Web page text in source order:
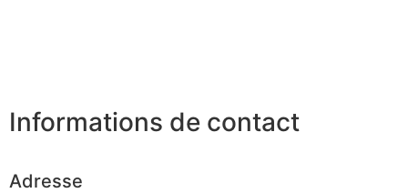
Informations de contact
Adresse